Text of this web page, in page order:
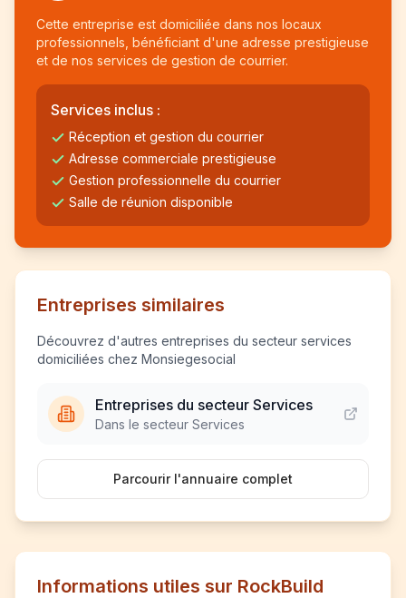
Cette entreprise est domiciliée dans nos locaux
professionnels, bénéficiant d'une adresse prestigieuse
et de nos services de gestion de courrier.
Services inclus :
Réception et gestion du courrier
Adresse commerciale prestigieuse
Gestion professionnelle du courrier
Salle de réunion disponible
Entreprises similaires
Découvrez d'autres entreprises du secteur services
domiciliées chez Monsiegesocial
Entreprises du secteur Services
Dans le secteur Services
Parcourir l'annuaire complet
Informations utiles sur RockBuild